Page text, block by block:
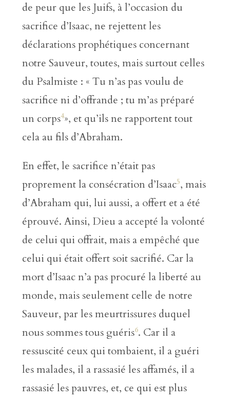
de peur que les Juifs, à l’occasion du
sacrifice d’Isaac, ne rejettent les
déclarations prophétiques concernant
notre Sauveur, toutes, mais surtout celles
du Psalmiste : « Tu n’as pas voulu de
sacrifice ni d’offrande ; tu m’as préparé
un corps4», et qu’ils ne rapportent tout
cela au fils d’Abraham.
En effet, le sacrifice n’était pas
proprement la consécration d’Isaac5, mais
d’Abraham qui, lui aussi, a offert et a été
éprouvé. Ainsi, Dieu a accepté la volonté
de celui qui offrait, mais a empêché que
celui qui était offert soit sacrifié. Car la
mort d’Isaac n’a pas procuré la liberté au
monde, mais seulement celle de notre
Sauveur, par les meurtrissures duquel
nous sommes tous guéris6. Car il a
ressuscité ceux qui tombaient, il a guéri
les malades, il a rassasié les affamés, il a
rassasié les pauvres, et, ce qui est plus